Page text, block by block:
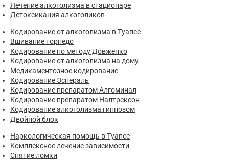
Лечение алкоголизма в стационаре
Детоксикация алкоголиков
Кодирование от алкоголизма в Туапсе
Вшивание торпедо
Кодирование по методу Довженко
Кодирование от алкоголизма на дому
Медикаментозное кодирование
Кодирование Эспераль
Кодирование препаратом Алгоминал
Кодирование препаратом Налтрексон
Кодирование алкоголизма гипнозом
Двойной блок
Наркологическая помощь в Туапсе
Комплексное лечение зависимости
Снятие ломки